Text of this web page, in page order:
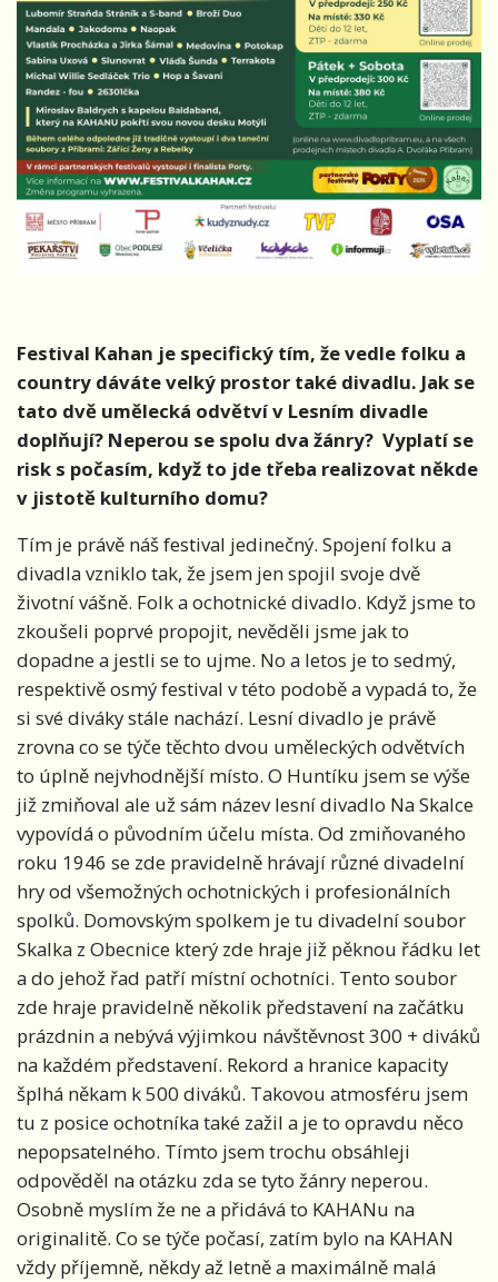
Festival Kahan je specifický tím, že vedle folku a
country dáváte velký prostor také divadlu. Jak se
tato dvě umělecká odvětví v Lesním divadle
doplňují? Neperou se spolu dva žánry? Vyplatí se
risk s počasím, když to jde třeba realizovat někde
v jistotě kulturního domu?
Tím je právě náš festival jedinečný. Spojení folku a
divadla vzniklo tak, že jsem jen spojil svoje dvě
životní vášně. Folk a ochotnické divadlo. Když jsme to
zkoušeli poprvé propojit, nevěděli jsme jak to
dopadne a jestli se to ujme. No a letos je to sedmý,
respektivě osmý festival v této podobě a vypadá to, že
si své diváky stále nachází. Lesní divadlo je právě
zrovna co se týče těchto dvou uměleckých odvětvích
to úplně nejvhodnější místo. O Huntíku jsem se výše
již zmiňoval ale už sám název lesní divadlo Na Skalce
vypovídá o původním účelu místa. Od zmiňovaného
roku 1946 se zde pravidelně hrávají různé divadelní
hry od všemožných ochotnických i profesionálních
spolků. Domovským spolkem je tu divadelní soubor
Skalka z Obecnice který zde hraje již pěknou řádku let
a do jehož řad patří místní ochotníci. Tento soubor
zde hraje pravidelně několik představení na začátku
prázdnin a nebývá výjimkou návštěvnost 300 + diváků
na každém představení. Rekord a hranice kapacity
šplhá někam k 500 diváků. Takovou atmosféru jsem
tu z posice ochotníka také zažil a je to opravdu něco
nepopsatelného. Tímto jsem trochu obsáhleji
odpověděl na otázku zda se tyto žánry neperou.
Osobně myslím že ne a přidává to KAHANu na
originalitě. Co se týče počasí, zatím bylo na KAHAN
vždy příjemně, někdy až letně a maximálně malá